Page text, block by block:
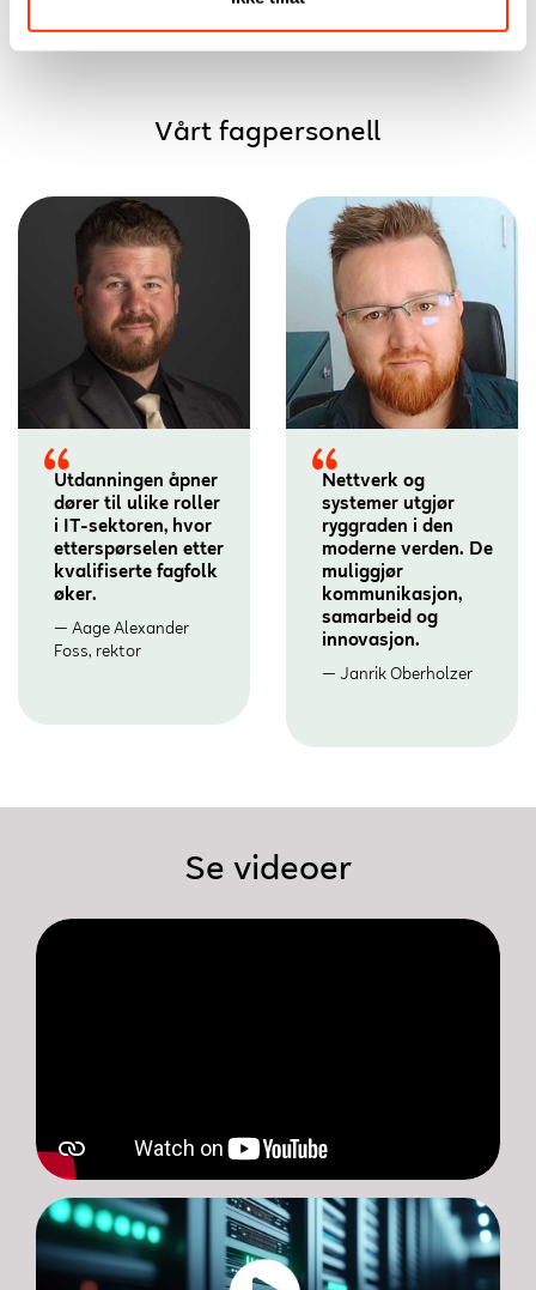
Vårt fagpersonell
Utdanningen åpner
dører til ulike roller
i IT-sektoren, hvor
etterspørselen etter
kvalifiserte fagfolk
øker.
Aage Alexander
Foss, rektor
Nettverk og
systemer utgjør
ryggraden i den
moderne verden. De
muliggjør
kommunikasjon,
samarbeid og
innovasjon.
Janrik Oberholzer
Se videoer